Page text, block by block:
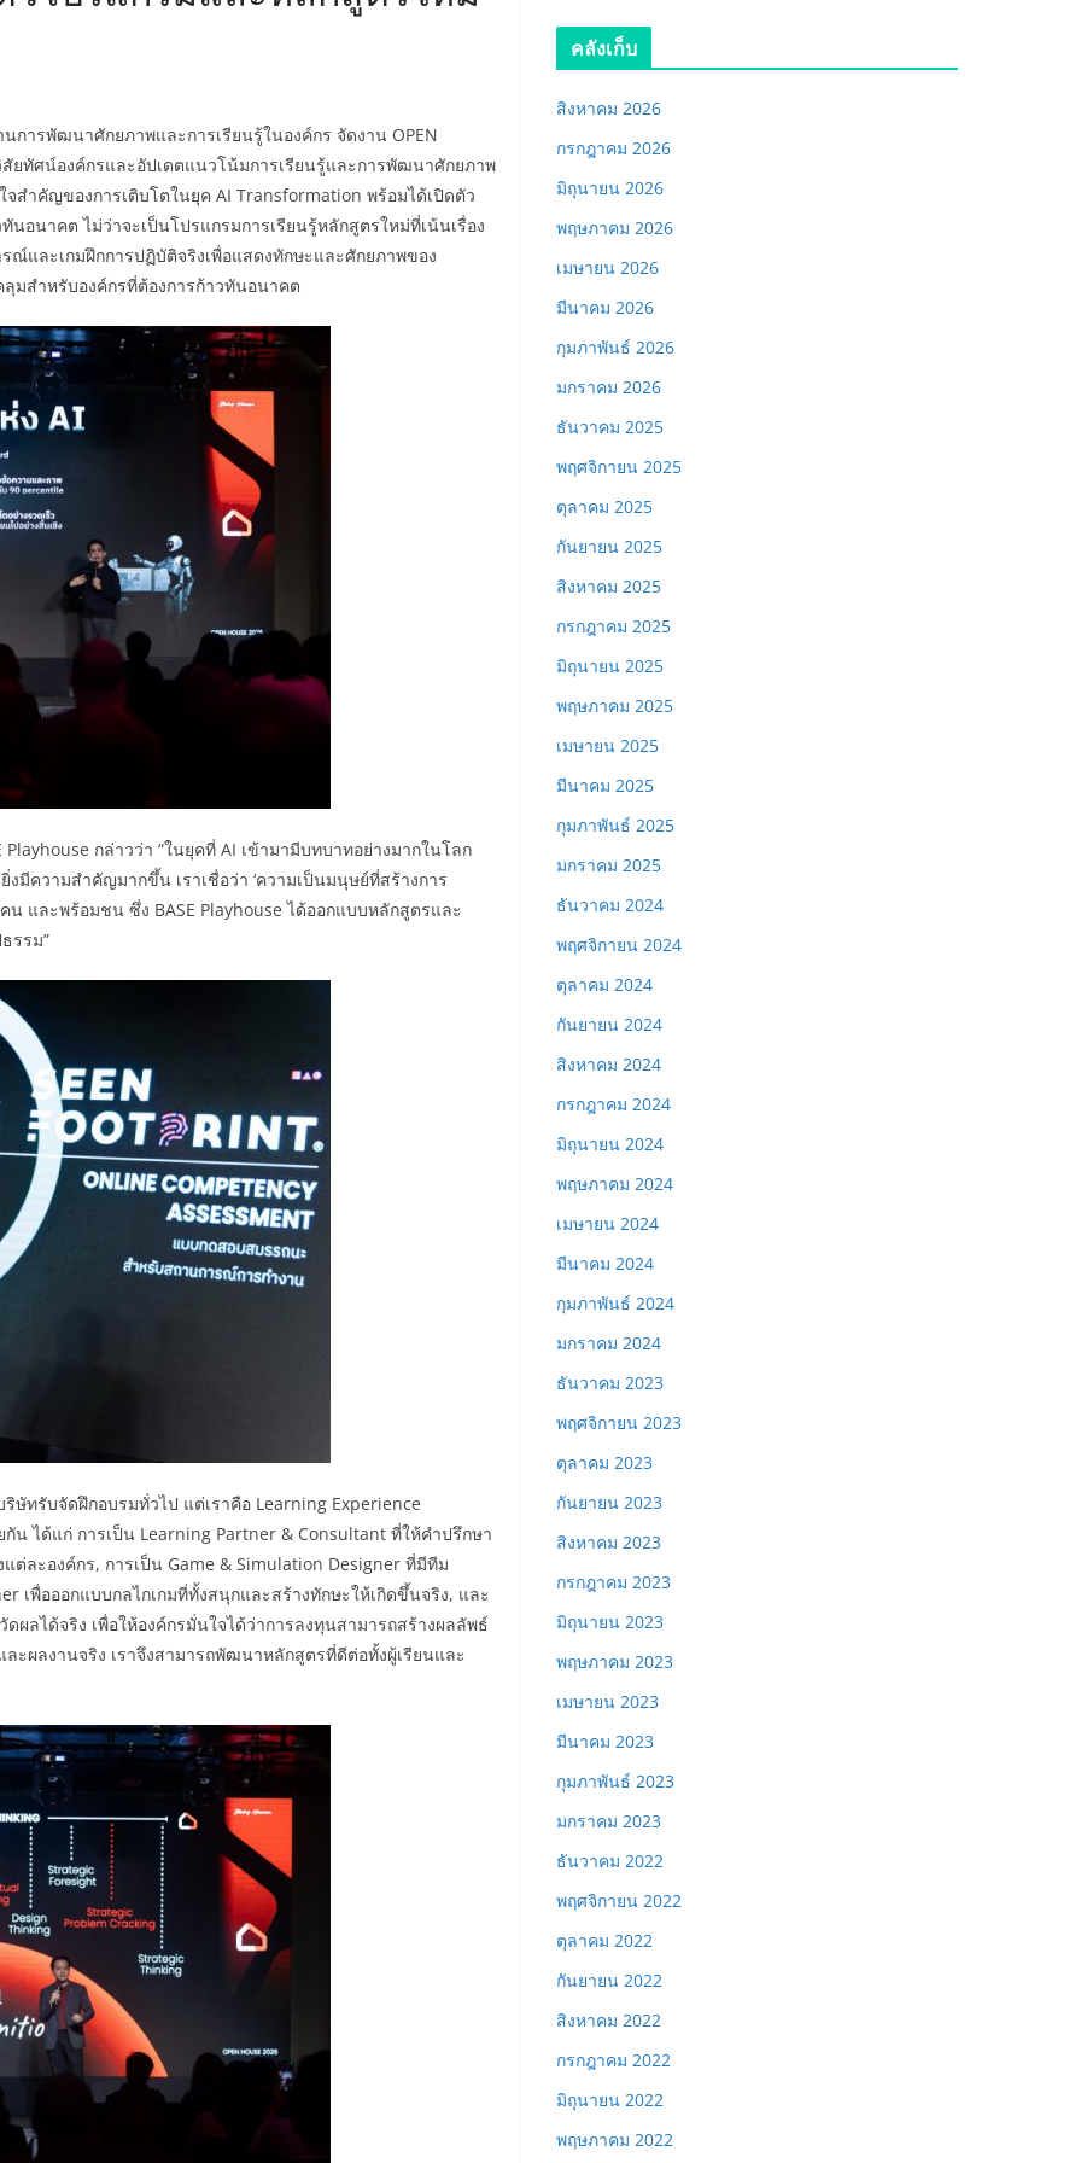
การพัฒนาศักยภาพและการเรียนรู้ในองค์กร จัดงาน OPEN
สัยทัศน์องค์กรและอัปเดตแนวโน้มการเรียนรู้และการพัฒนาศักยภาพ
สำคัญของการเติบโตในยุค AI Transformation พร้อมได้เปิดตัว
อนาคต ไม่ว่าจะเป็นโปรแกรมการเรียนรู้หลักสูตรใหม่ที่เน้นเรื่อง
และเกมฝึกการปฏิบัติจริงเพื่อแสดงทักษะและศักยภาพของ
มสำหรับองค์กรที่ต้องการก้าวทันอนาคต
กล่าวว่า “ในยุคที่ AI เข้ามามีบทบาทอย่างมากในโลก
มีความสำคัญมากขึ้น เราเชื่อว่า ‘ความเป็นมนุษย์ที่สร้างการ
น และพร้อมชน ซึ่ง BASE Playhouse ได้ออกแบบหลักสูตรและ
รรม”
ษัทรับจัดฝึกอบรมทั่วไป แต่เราคือ Learning Experience
ได้แก่ การเป็น Learning Partner & Consultant ที่ให้คำปรึกษา
ต่ละองค์กร, การเป็น Game & Simulation Designer ที่มีทีม
เพื่อออกแบบกลไกเกมที่ทั้งสนุกและสร้างทักษะให้เกิดขึ้นจริง, และ
ผลได้จริง เพื่อให้องค์กรมั่นใจได้ว่าการลงทุนสามารถสร้างผลลัพธ์
ะผลงานจริง เราจึงสามารถพัฒนาหลักสูตรที่ดีต่อทั้งผู้เรียนและ
คลังเก็บ
สิงหาคม 2026
กรกฎาคม 2026
มิถุนายน 2026
พฤษภาคม 2026
เมษายน 2026
มีนาคม 2026
กุมภาพันธ์ 2026
มกราคม 2026
ธันวาคม 2025
พฤศจิกายน 2025
ตุลาคม 2025
กันยายน 2025
สิงหาคม 2025
กรกฎาคม 2025
มิถุนายน 2025
พฤษภาคม 2025
เมษายน 2025
มีนาคม 2025
กุมภาพันธ์ 2025
มกราคม 2025
ธันวาคม 2024
พฤศจิกายน 2024
ตุลาคม 2024
กันยายน 2024
สิงหาคม 2024
กรกฎาคม 2024
มิถุนายน 2024
พฤษภาคม 2024
เมษายน 2024
มีนาคม 2024
กุมภาพันธ์ 2024
มกราคม 2024
ธันวาคม 2023
พฤศจิกายน 2023
ตุลาคม 2023
กันยายน 2023
สิงหาคม 2023
กรกฎาคม 2023
มิถุนายน 2023
พฤษภาคม 2023
เมษายน 2023
มีนาคม 2023
กุมภาพันธ์ 2023
มกราคม 2023
ธันวาคม 2022
พฤศจิกายน 2022
ตุลาคม 2022
กันยายน 2022
สิงหาคม 2022
กรกฎาคม 2022
มิถุนายน 2022
พฤษภาคม 2022